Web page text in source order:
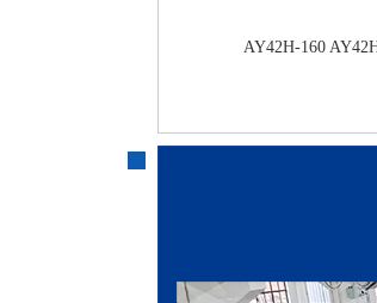
AY42H-160